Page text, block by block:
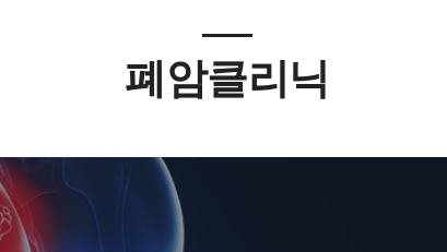
폐암클리닉